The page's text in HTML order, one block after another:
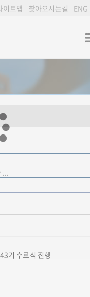
이트맵 찾아오시는길 ENG
기 수료식 진행
...